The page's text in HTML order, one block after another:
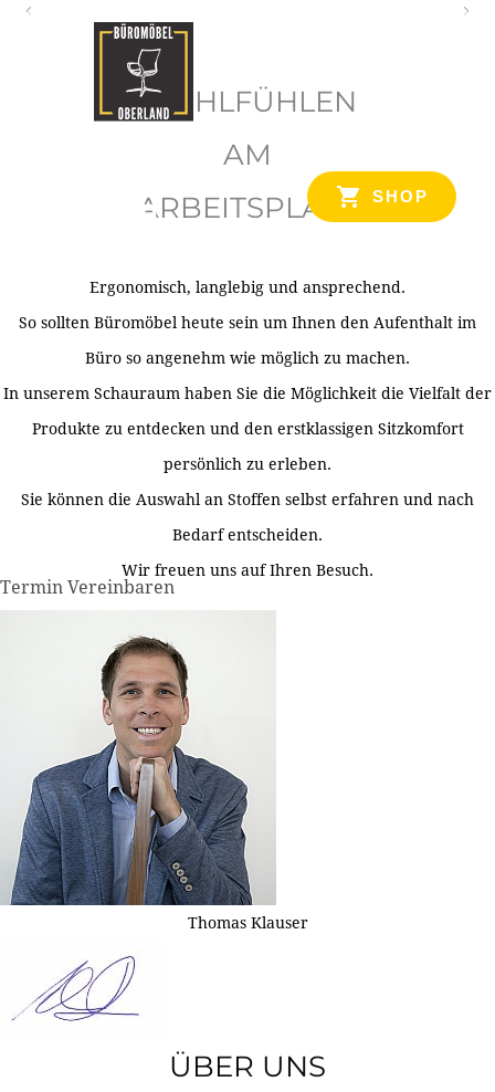
SHOP
WOHLFÜHLEN
AM
ARBEITSPLATZ
Ergonomisch, langlebig und ansprechend.
So sollten Büromöbel heute sein um Ihnen den Aufenthalt im
Büro so angenehm wie möglich zu machen.
In unserem Schauraum haben Sie die Möglichkeit die Vielfalt der
Produkte zu entdecken und den erstklassigen Sitzkomfort
persönlich zu erleben.
Sie können die Auswahl an Stoffen selbst erfahren und nach
Bedarf entscheiden.
Wir freuen uns auf Ihren Besuch.
Termin Vereinbaren
Thomas Klauser
ÜBER UNS